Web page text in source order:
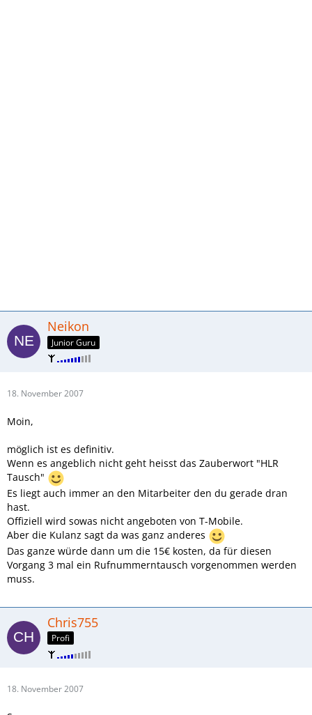
Neikon
Junior Guru
18. November 2007
Moin,
möglich ist es definitiv.
Wenn es angeblich nicht geht heisst das Zauberwort "HLR
Tausch"
Es liegt auch immer an den Mitarbeiter den du gerade dran
hast.
Offiziell wird sowas nicht angeboten von T-Mobile.
Aber die Kulanz sagt da was ganz anderes
Das ganze würde dann um die 15€ kosten, da für diesen
Vorgang 3 mal ein Rufnummerntausch vorgenommen werden
muss.
Chris755
Profi
18. November 2007